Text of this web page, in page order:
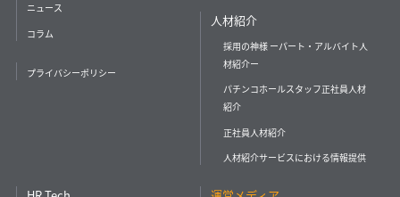
ニュース
コラム
プライバシーポリシー
人材紹介
採用の神様 ーパート・アルバイト人
材紹介ー
パチンコホールスタッフ正社員人材
紹介
正社員人材紹介
人材紹介サービスにおける情報提供